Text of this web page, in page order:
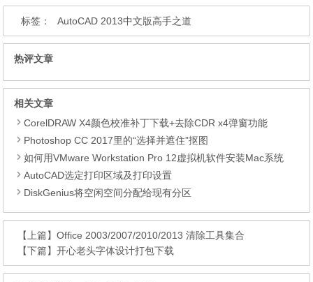
标签： AutoCAD 2013中文版高手之道
热评文章
相关文章
CorelDRAW X4颜色校准补丁下载+去除CDR x4弹窗功能
Photoshop CC 2017里的“选择并遮住”抠图
如何用VMware Workstation Pro 12虚拟机软件安装Mac系统
AutoCAD选定打印区域及打印设置
DiskGenius将空闲空间分配给现有分区
【上篇】Office 2003/2007/2010/2013 清除工具集合
【下篇】开心老头字体设计打包下载